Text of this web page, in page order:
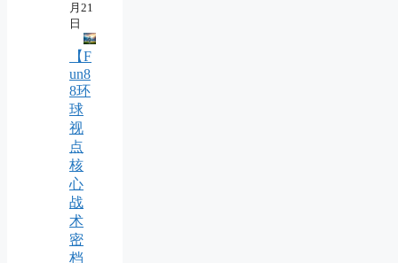
月21
日
【F
un8
8环
球
视
点
核
心
战
术
密
档